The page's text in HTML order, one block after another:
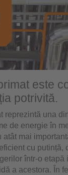
este
potrivită.
reprezintă una
de energie în
atât mai
cu putință,
într-o etapă
a acestora. În